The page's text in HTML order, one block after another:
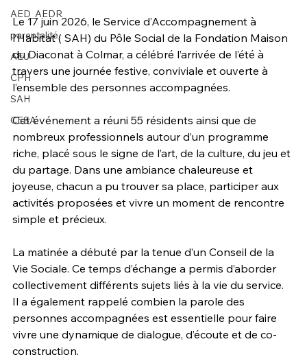
AED_AEDR
parentalité
AEJ
CPH
SAH
CESA
Le 17 juin 2026, le Service d’Accompagnement à
l’Habitat ( SAH) du Pôle Social de la Fondation Maison
du Diaconat à Colmar, a célébré l’arrivée de l’été à
travers une journée festive, conviviale et ouverte à
l’ensemble des personnes accompagnées.
Cet événement a réuni 55 résidents ainsi que de
nombreux professionnels autour d’un programme
riche, placé sous le signe de l’art, de la culture, du jeu et
du partage. Dans une ambiance chaleureuse et
joyeuse, chacun a pu trouver sa place, participer aux
activités proposées et vivre un moment de rencontre
simple et précieux.
La matinée a débuté par la tenue d’un Conseil de la
Vie Sociale. Ce temps d’échange a permis d’aborder
collectivement différents sujets liés à la vie du service.
Il a également rappelé combien la parole des
personnes accompagnées est essentielle pour faire
vivre une dynamique de dialogue, d’écoute et de co-
construction.